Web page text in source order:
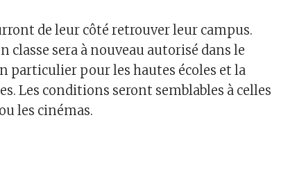
de leur côté retrouver leur campus.
classe sera à nouveau autorisé dans le
particulier pour les hautes écoles et la
Les conditions seront semblables à celles
les cinémas.